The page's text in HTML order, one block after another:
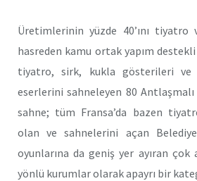
Üretimlerinin yüzde 40’ını
hasreden kamu ortak yapım destekli
tiyatro, sirk, kukla gösterileri ve
eserlerini sahneleyen 80
sahne; tüm Fransa’da bazen
olan ve sahnelerini açan
oyunlarına da geniş yer ayıran
yönlü kurumlar olarak apayrı bir